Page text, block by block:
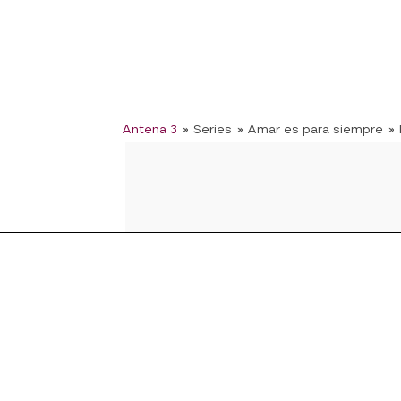
Antena 3 » Series » Amar es para siempre »